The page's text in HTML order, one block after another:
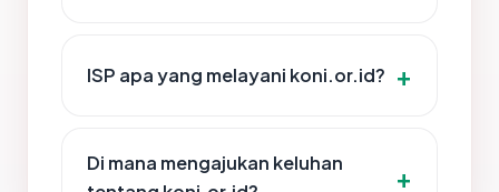
ISP apa yang melayani koni.or.id?
Di mana mengajukan keluhan